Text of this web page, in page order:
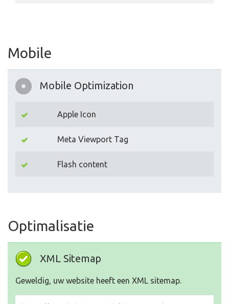
Mobile
Mobile Optimization
Apple Icon
Meta Viewport Tag
Flash content
Optimalisatie
XML Sitemap
Geweldig, uw website heeft een XML sitemap.